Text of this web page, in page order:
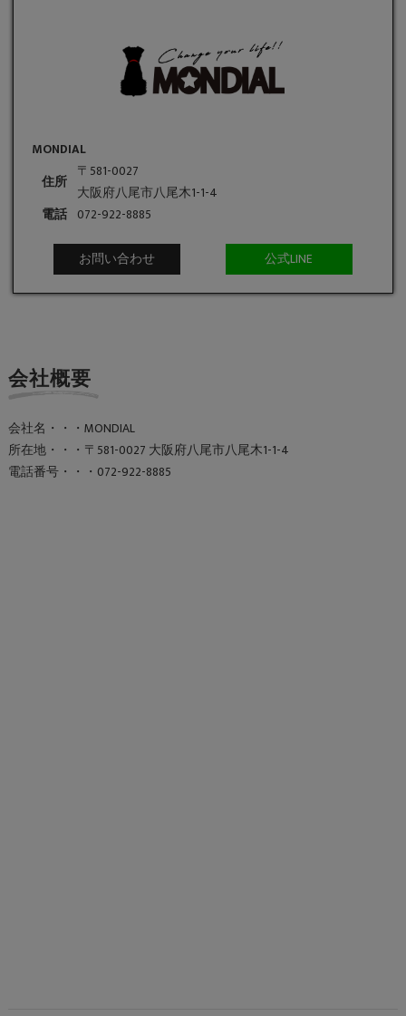
MONDIAL
住所
〒581-0027
大阪府八尾市八尾木1-1-4
電話 072-922-8885
お問い合わせ 公式LINE
会社概要
会社名・・・MONDIAL
所在地・・・〒581-0027 大阪府八尾市八尾木1-1-4
電話番号・・・072-922-8885